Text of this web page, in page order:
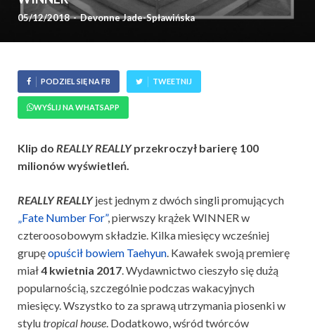
05/12/2018-Devonne Jade-Spławińska
PODZIEL SIĘ NA FB TWEETNIJ
WYŚLIJ NA WHATSAPP
Klip do REALLY REALLYprzekroczył barierę 100
milionów wyświetleń.
REALLY REALLYjest jednym z dwóch singli promujących
„Fate Number For”, pierwszy krążek WINNER w
czteroosobowym składzie. Kilka miesięcy wcześniej
grupęopuścił bowiem Taehyun. Kawałek swoją premierę
miał4 kwietnia 2017. Wydawnictwo cieszyło się dużą
popularnością, szczególnie podczas wakacyjnych
miesięcy. Wszystko to za sprawą utrzymania piosenki w
stylutropical house. Dodatkowo, wśród twórców